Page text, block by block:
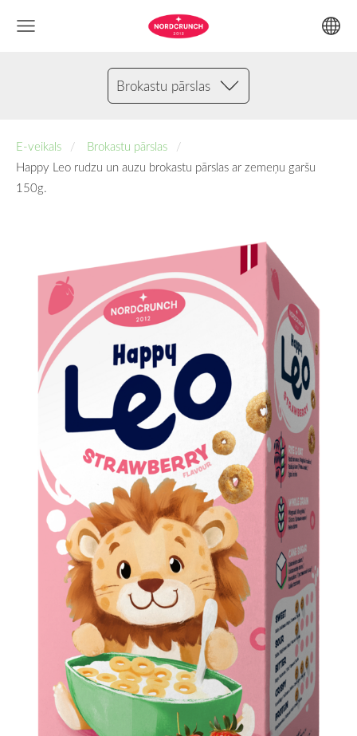
Brokastu pārslas
E-veikals
Brokastu pārslas
Happy Leo rudzu un auzu brokastu pārslas ar zemeņu garšu
150g.